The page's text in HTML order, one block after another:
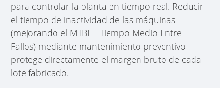
para controlar la planta en tiempo real. Reducir
el tiempo de inactividad de las máquinas
(mejorando el MTBF - Tiempo Medio Entre
Fallos) mediante mantenimiento preventivo
protege directamente el margen bruto de cada
lote fabricado.